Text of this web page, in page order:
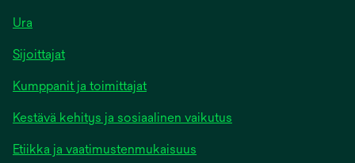
Ura
Sijoittajat
Kumppanit ja toimittajat
Kestävä kehitys ja sosiaalinen vaikutus
Etiikka ja vaatimustenmukaisuus